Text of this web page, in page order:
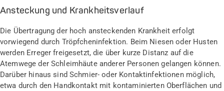
Ansteckung und Krankheitsverlauf
Die Übertragung der hoch ansteckenden Krankheit erfolgt
vorwiegend durch Tröpfcheninfektion. Beim Niesen oder Husten
werden Erreger freigesetzt, die über kurze Distanz auf die
Atemwege der Schleimhäute anderer Personen gelangen können.
Darüber hinaus sind Schmier- oder Kontaktinfektionen möglich,
etwa durch den Handkontakt mit kontaminierten Oberflächen und